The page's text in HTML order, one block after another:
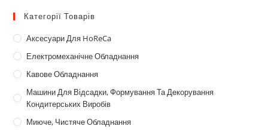
Категорії Товарів
Аксесуари Для HoReCa
Електромеханічне Обладнання
Кавове Обладнання
Машини Для Відсадки, Формування Та Декорування
Кондитерських Виробів
Миюче, Чистяче Обладнання